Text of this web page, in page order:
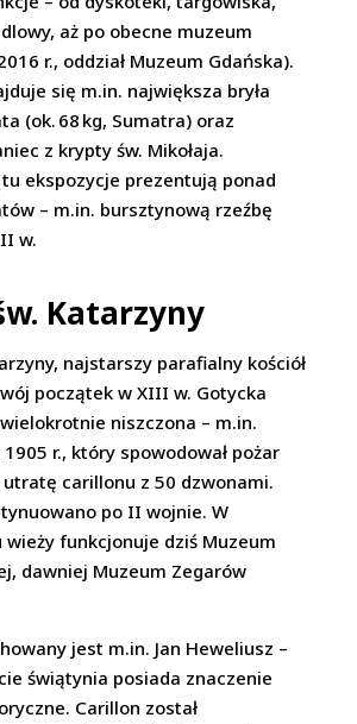
aż po obecne muzeum
r., oddział Muzeum Gdańska).
się m.in. największa bryła
(ok. 68 kg, Sumatra) oraz
z krypty św. Mikołaja.
ekspozycje prezentują ponad
– m.in. bursztynową rzeźbę
w.
Katarzyny
najstarszy parafialny kościół
początek w XIII w. Gotycka
niszczona – m.in.
r., który spowodował pożar
carillonu z 50 dzwonami.
po II wojnie. W
wieży funkcjonuje dziś Muzeum
dawniej Muzeum Zegarów
jest m.in. Jan Heweliusz –
świątynia posiada znaczenie
Carillon został